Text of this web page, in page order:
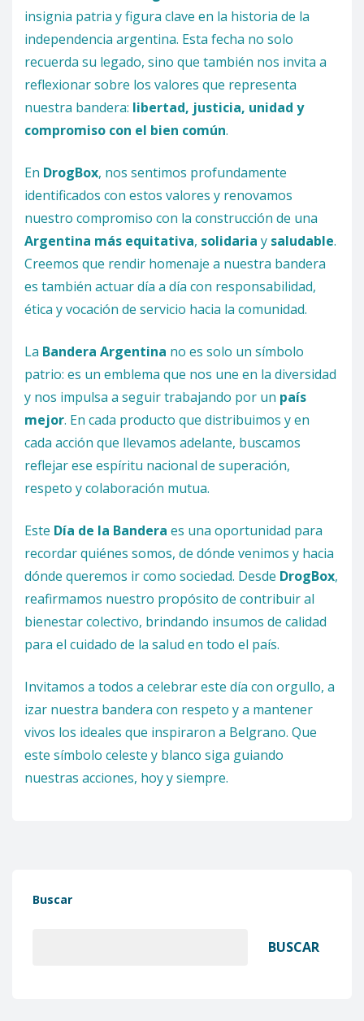
insignia patria y figura clave en la historia de la
independencia argentina. Esta fecha no solo
recuerda su legado, sino que también nos invita a
reflexionar sobre los valores que representa
nuestra bandera: libertad, justicia, unidad y
compromiso con el bien común.
En DrogBox, nos sentimos profundamente
identificados con estos valores y renovamos
nuestro compromiso con la construcción de una
Argentina más equitativa, solidaria y saludable.
Creemos que rendir homenaje a nuestra bandera
es también actuar día a día con responsabilidad,
ética y vocación de servicio hacia la comunidad.
La Bandera Argentina no es solo un símbolo
patrio: es un emblema que nos une en la diversidad
y nos impulsa a seguir trabajando por un país
mejor. En cada producto que distribuimos y en
cada acción que llevamos adelante, buscamos
reflejar ese espíritu nacional de superación,
respeto y colaboración mutua.
Este Día de la Bandera es una oportunidad para
recordar quiénes somos, de dónde venimos y hacia
dónde queremos ir como sociedad. Desde DrogBox,
reafirmamos nuestro propósito de contribuir al
bienestar colectivo, brindando insumos de calidad
para el cuidado de la salud en todo el país.
Invitamos a todos a celebrar este día con orgullo, a
izar nuestra bandera con respeto y a mantener
vivos los ideales que inspiraron a Belgrano. Que
este símbolo celeste y blanco siga guiando
nuestras acciones, hoy y siempre.
Buscar
BUSCAR